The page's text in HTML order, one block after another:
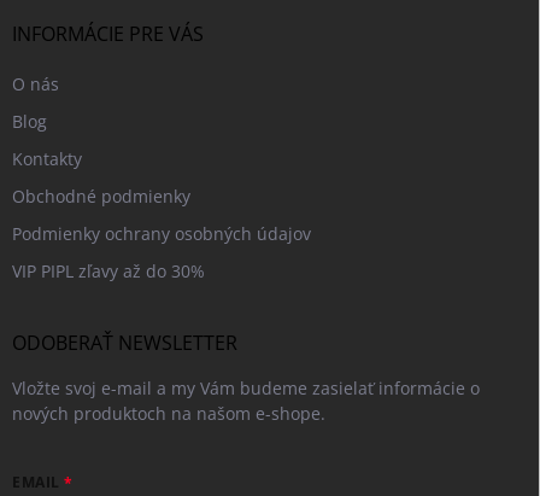
INFORMÁCIE PRE VÁS
O nás
Blog
Kontakty
Obchodné podmienky
Podmienky ochrany osobných údajov
VIP PIPL zľavy až do 30%
ODOBERAŤ NEWSLETTER
Vložte svoj e-mail a my Vám budeme zasielať informácie o
nových produktoch na našom e-shope.
EMAIL